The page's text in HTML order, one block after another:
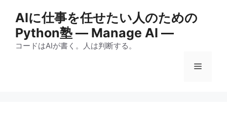
AIに仕事を任せたい人のための
Python塾 ― Manage AI ―
コードはAIが書く。人は判断する。
メ